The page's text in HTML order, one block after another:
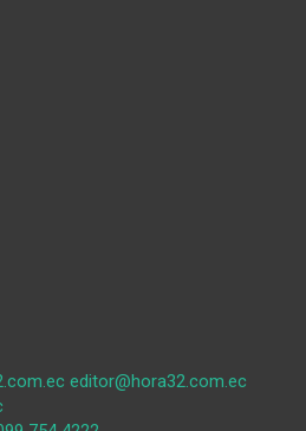
editor@hora32.com.ec